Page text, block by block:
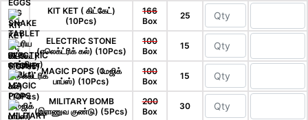
KIT KET ( கிட்கேட்)
(10Pcs)
166
Box
25
ELECTRIC STONE
(எலெக்ட்ரிக் கல்) (10Pcs)
100
Box
15
MAGIC POPS (மேஜிக்
பாப்ஸ்) (10Pcs)
100
Box
15
MILITARY BOMB
(இராணுவ குண்டு) (5Pcs)
200
Box
30